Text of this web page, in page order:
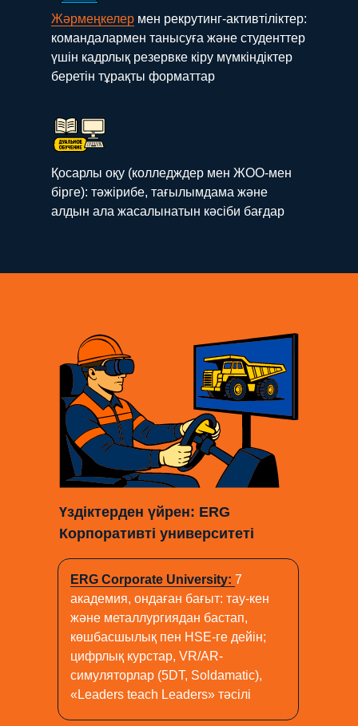
Жәрмеңкелер мен рекрутинг-активтіліктер:
командалармен танысуға және студенттер
үшін кадрлық резервке кіру мүмкіндіктер
беретін тұрақты форматтар
Қосарлы оқу (колледждер мен ЖОО-мен
бірге): тәжірибе, тағылымдама және
алдын ала жасалынатын кәсіби бағдар
Үздіктерден үйрен: ERG
Корпоративті университеті
ERG Corporate University: 7
академия, ондаған бағыт: тау-кен
және металлургиядан бастап,
көшбасшылық пен HSE-ге дейін;
цифрлық курстар, VR/AR-
симуляторлар (5DT, Soldamatic),
«Leaders teach Leaders» тәсілі